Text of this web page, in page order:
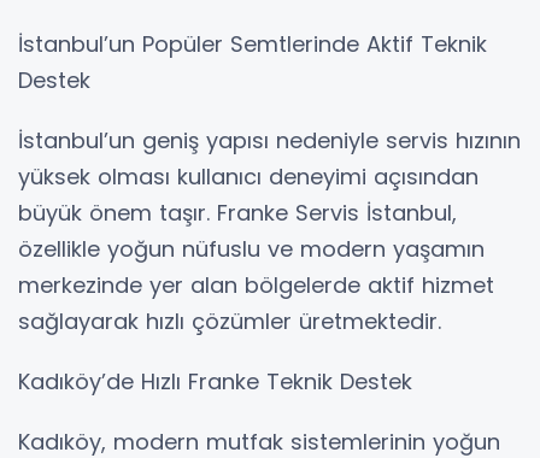
İstanbul’un Popüler Semtlerinde Aktif Teknik
Destek
İstanbul’un geniş yapısı nedeniyle servis hızının
yüksek olması kullanıcı deneyimi açısından
büyük önem taşır. Franke Servis İstanbul,
özellikle yoğun nüfuslu ve modern yaşamın
merkezinde yer alan bölgelerde aktif hizmet
sağlayarak hızlı çözümler üretmektedir.
Kadıköy’de Hızlı Franke Teknik Destek
Kadıköy, modern mutfak sistemlerinin yoğun